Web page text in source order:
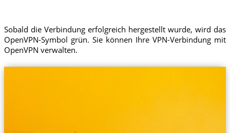
Sobald die Verbindung erfolgreich hergestellt wurde, wird das
OpenVPN-Symbol grün. Sie können Ihre VPN-Verbindung mit
OpenVPN verwalten.